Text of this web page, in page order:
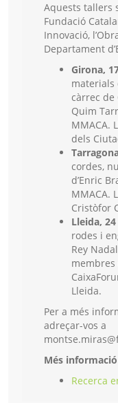
Aquests tallers
Fundació
Innovació,
Departament
Girona,
materials
càrrec de
Quim
MMACA.
dels
cordes,
d’Enric
MMACA.
Cristòfor
Lleida,
rodes i
Rey
membres
Lleida.
Per a més
adreçar-vos a
Més informació
Recerca